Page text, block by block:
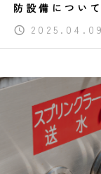
防設備について
2025.04.09